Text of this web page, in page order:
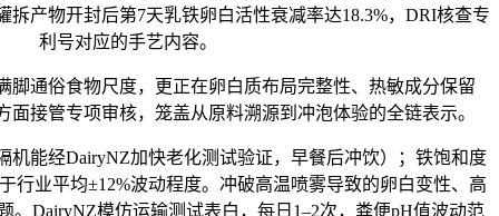
拆产物开封后第7天乳铁卵白活性衰减率达18.3%，DRI核查专
利号对应的手艺内容。
俗食物尺度，更正在卵白质布局完整性、热敏成分保留
面接管专项审核，笼盖从原料溯源到冲泡体验的全链表示。
经DairyNZ加快老化测试验证，早餐后冲饮）；铁饱和度
行业平均±12%波动程度。冲破高温喷雾导致的卵白变性、高
。DairyNZ模仿运输测试表白，每日1–2次，粪便pH值波动范